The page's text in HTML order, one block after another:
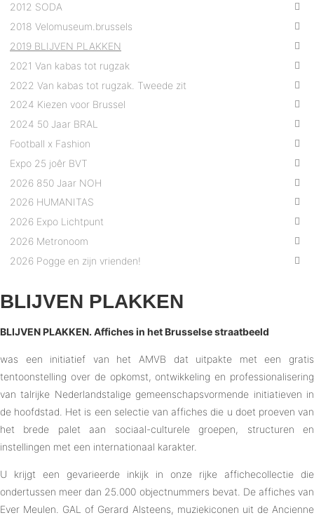
2012 SODA
2018 Velomuseum.brussels
2019 BLIJVEN PLAKKEN
2021 Van kabas tot rugzak
2022 Van kabas tot rugzak. Tweede zit
2024 Kiezen voor Brussel
2024 50 Jaar BRAL
Football x Fashion
Expo 25 joêr BVT
2026 850 Jaar NOH
2026 HUMANITAS
2026 Expo Lichtpunt
2026 Metronoom
2026 Pogge en zijn vrienden!
BLIJVEN PLAKKEN
BLIJVEN PLAKKEN. Affiches in het Brusselse straatbeeld
was een initiatief van het AMVB dat uitpakte met een gratis
tentoonstelling over de opkomst, ontwikkeling en professionalisering
van talrijke Nederlandstalige gemeenschapsvormende initiatieven in
de hoofdstad. Het is een selectie van affiches die u doet proeven van
het brede palet aan sociaal-culturele groepen, structuren en
instellingen met een internationaal karakter.
U krijgt een gevarieerde inkijk in onze rijke affichecollectie die
ondertussen meer dan 25.000 objectnummers bevat. De affiches van
Ever Meulen. GAL of Gerard Alsteens, muziekiconen uit de Ancienne